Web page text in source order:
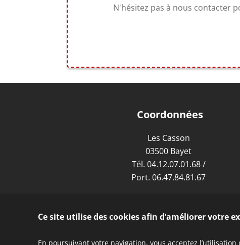
N'hésitez pas à nous contacter
Coordonnées
Les Casson
03500 Bayet
Tél. 04.12.07.01.68/
Port. 06.47.84.81.67
Ce site utilise des cookies afin d’améliorer votre
En poursuivant votre navigation, vous acceptez